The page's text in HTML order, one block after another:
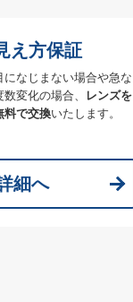
え方保証
になじまない場合や急な
数変化の場合、
レンズを
料で交換いたします。
細へ